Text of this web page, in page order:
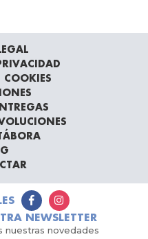
COOKIES
NEWSLETTER
nuestras novedades